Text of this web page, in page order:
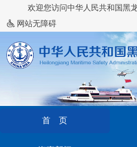
欢迎您访问中华人民共和国黑
网站无障碍
首 页